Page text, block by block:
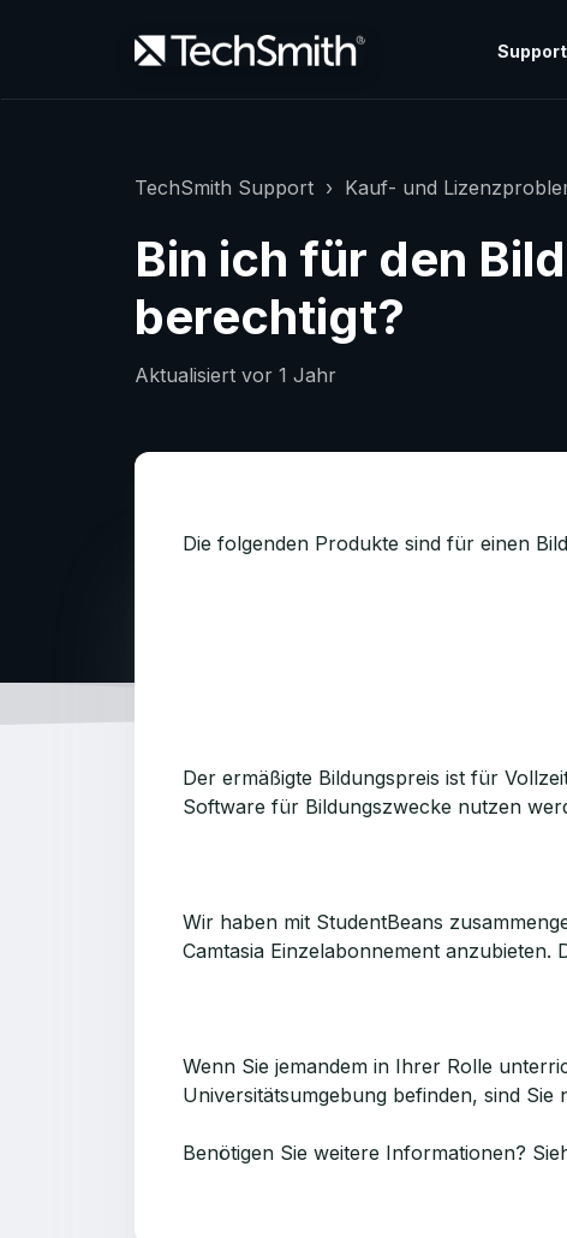
TechSmith Support Kauf- und
Bin ich für den
berechtigt?
Aktualisiert vor 1 Jahr
Die folgenden Produkte sind für einen
Der ermäßigte Bildungspreis ist für
Software für Bildungszwecke nutzen
Wir haben mit StudentBeans
Camtasia Einzelabonnement anzubieten.
Wenn Sie jemandem in Ihrer Rolle
Universitätsumgebung befinden, sind
Benötigen Sie weitere Informationen?